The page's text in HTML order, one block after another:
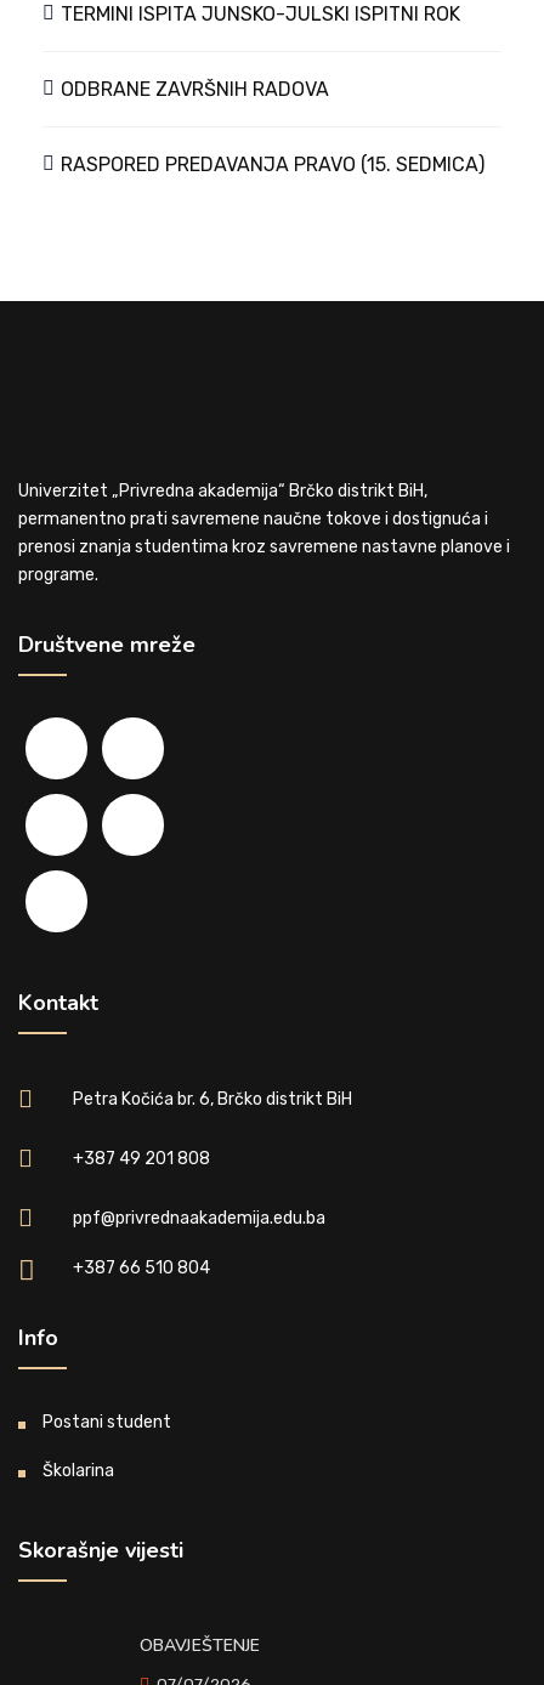
TERMINI ISPITA JUNSKO-JULSKI ISPITNI ROK
ODBRANE ZAVRŠNIH RADOVA
RASPORED PREDAVANJA PRAVO (15. SEDMICA)
Univerzitet „Privredna akademija“ Brčko distrikt BiH,
permanentno prati savremene naučne tokove i dostignuća i
prenosi znanja studentima kroz savremene nastavne planove i
programe.
Društvene mreže
Kontakt
Petra Kočića br. 6, Brčko distrikt BiH
+387 49 201 808
ppf@privrednaakademija.edu.ba
+387 66 510 804
Info
Postani student
Školarina
Skorašnje vijesti
OBAVJEŠTENJE